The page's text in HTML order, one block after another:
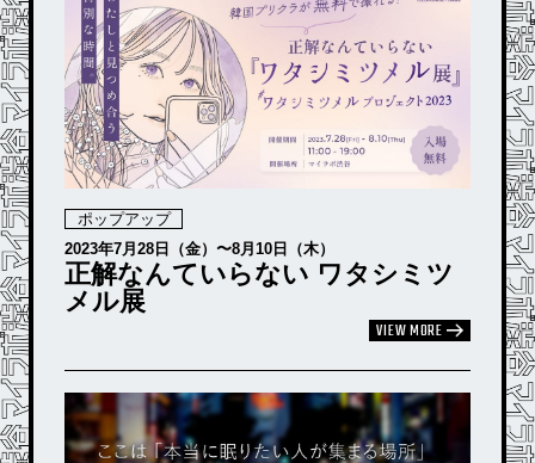
ポップアップ
2023年7月28日（金）〜8月10日（木）
正解なんていらない ワタシミツ
メル展
VIEW MORE